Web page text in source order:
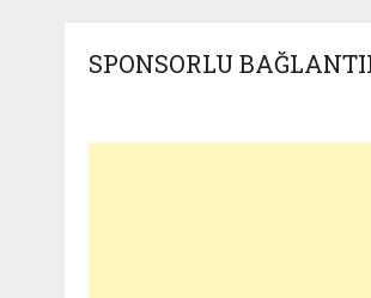
SPONSORLU